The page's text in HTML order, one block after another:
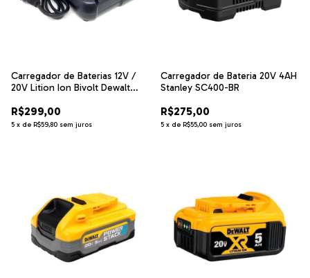
Carregador de Baterias 12V /
20V Lition Ion Bivolt Dewalt
R$299,00
5 x de R$59,80 sem juros
Carregador de Bateria 20V 4AH
Stanley SC400-BR
R$275,00
5 x de R$55,00 sem juros